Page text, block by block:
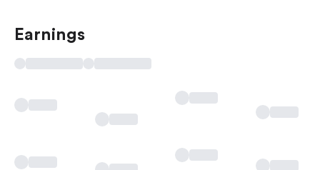
Earnings